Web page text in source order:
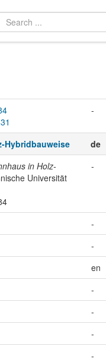
-
Hybridbauweise
de
in Holz-
Universität
-
-
-
en
-
-
-
-